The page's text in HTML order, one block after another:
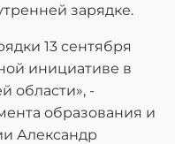
зарядке.
13 сентября
инициативе в
области», -
образования и
Александр